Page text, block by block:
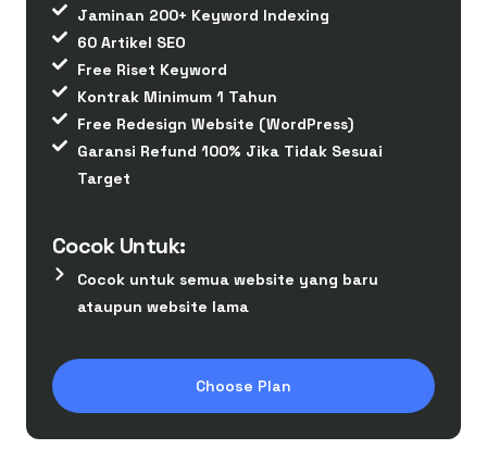
Jaminan 200+ Keyword Indexing
60 Artikel SEO
Free Riset Keyword
Kontrak Minimum 1 Tahun
Free Redesign Website (WordPress)
Garansi Refund 100% Jika Tidak Sesuai
Target
Cocok Untuk:
Cocok untuk semua website yang baru
ataupun website lama
Choose Plan